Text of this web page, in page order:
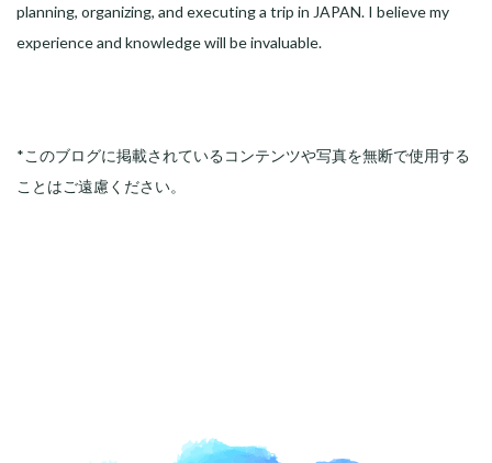
planning, organizing, and executing a trip in JAPAN. I believe my
experience and knowledge will be invaluable.
*このブログに掲載されているコンテンツや写真を無断で使用する
ことはご遠慮ください。